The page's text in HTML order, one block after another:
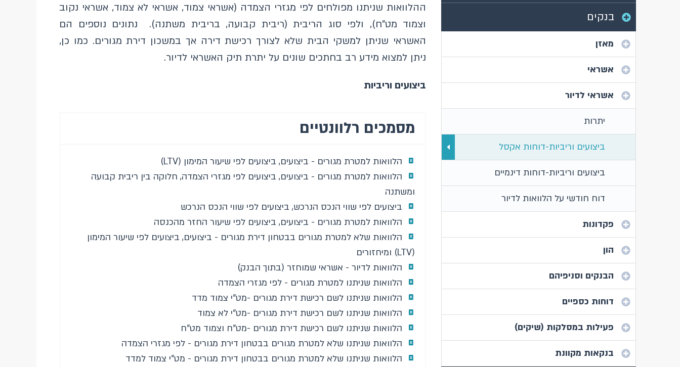
בנקים
מאזן
אשראי
אשראי לדיור
יתרות
ביצועים וריביות-דוחות אקסל
ביצועים וריביות-דוחות דינמיים
דוח חודשי על הלוואות לדיור
פקדונות
הון
הבנקים וסניפיהם
דוחות כספיים
פעילות במסלקות (שיקים)
בנקאות מקוונת
ההלוואות שניתנו מפולחים לפי מגזרי הצמדה (אשראי צמוד, אשראי לא צמוד, אשראי נקוב
וצמוד מט"ח), ולפי סוג הריבית (ריבית קבועה, בריבית משתנה). נתונים נוספים הם
האשראי שניתן למשקי הבית שלא לצורך רכישת דירה אך במשכון דירת מגורים. כמו כן,
ניתן למצוא מידע רב בחתכים שונים על יתרת תיק האשראי לדיור.
ביצועים וריביות
מסמכים רלוונטיים
הלוואות למטרת מגורים - ביצועים, ביצועים לפי שיעור המימון (LTV)
הלוואות למטרת מגורים - ביצועים, ביצועים לפי מגזרי הצמדה, חלוקה בין ריבית קבועה
ומשתנה
ביצועים לפי שווי הנכס הנרכש, ביצועים לפי שווי הנכס הנרכש
הלוואות למטרת מגורים - ביצועים, ביצועים לפי שיעור החזר מהכנסה
הלוואות שלא למטרת מגורים בבטחון דירת מגורים - ביצועים, ביצועים לפי שיעור המימון
(LTV) ומיחזורים
הלוואות לדיור - אשראי שמוחזר (בתוך הבנק)
הלוואות שניתנו למטרת מגורים - לפי מגזרי הצמדה
הלוואות שניתנו לשם רכישת דירת מגורים -מט"י צמוד מדד
הלוואות שניתנו לשם רכישת דירת מגורים -מט"י לא צמוד
הלוואות שניתנו לשם רכישת דירת מגורים -מט"ח וצמוד מט"ח
הלוואות שניתנו שלא למטרת מגורים בבטחון דירת מגורים - לפי מגזרי הצמדה
הלוואות שניתנו שלא למטרת מגורים בבטחון דירת מגורים - מט"י צמוד למדד